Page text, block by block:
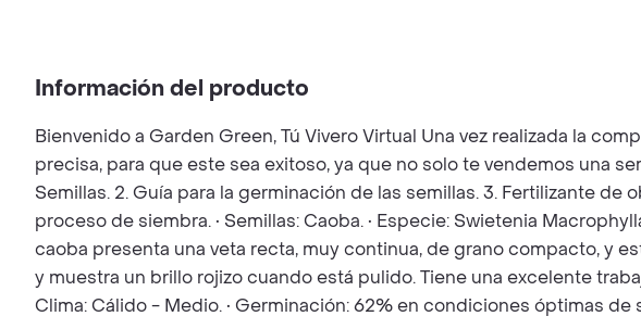
Información del producto
Bienvenido a Garden Green, Tú Vivero Virtual Una vez realizada la
precisa, para que este sea exitoso, ya que no solo te vendemos una
Semillas. 2. Guía para la germinación de las semillas. 3. Fertilizante
proceso de siembra. • Semillas: Caoba. • Especie: Swietenia
caoba presenta una veta recta, muy continua, de grano compacto, y
y muestra un brillo rojizo cuando está pulido. Tiene una excelente
Clima: Cálido - Medio. • Germinación: 62% en condiciones óptimas de